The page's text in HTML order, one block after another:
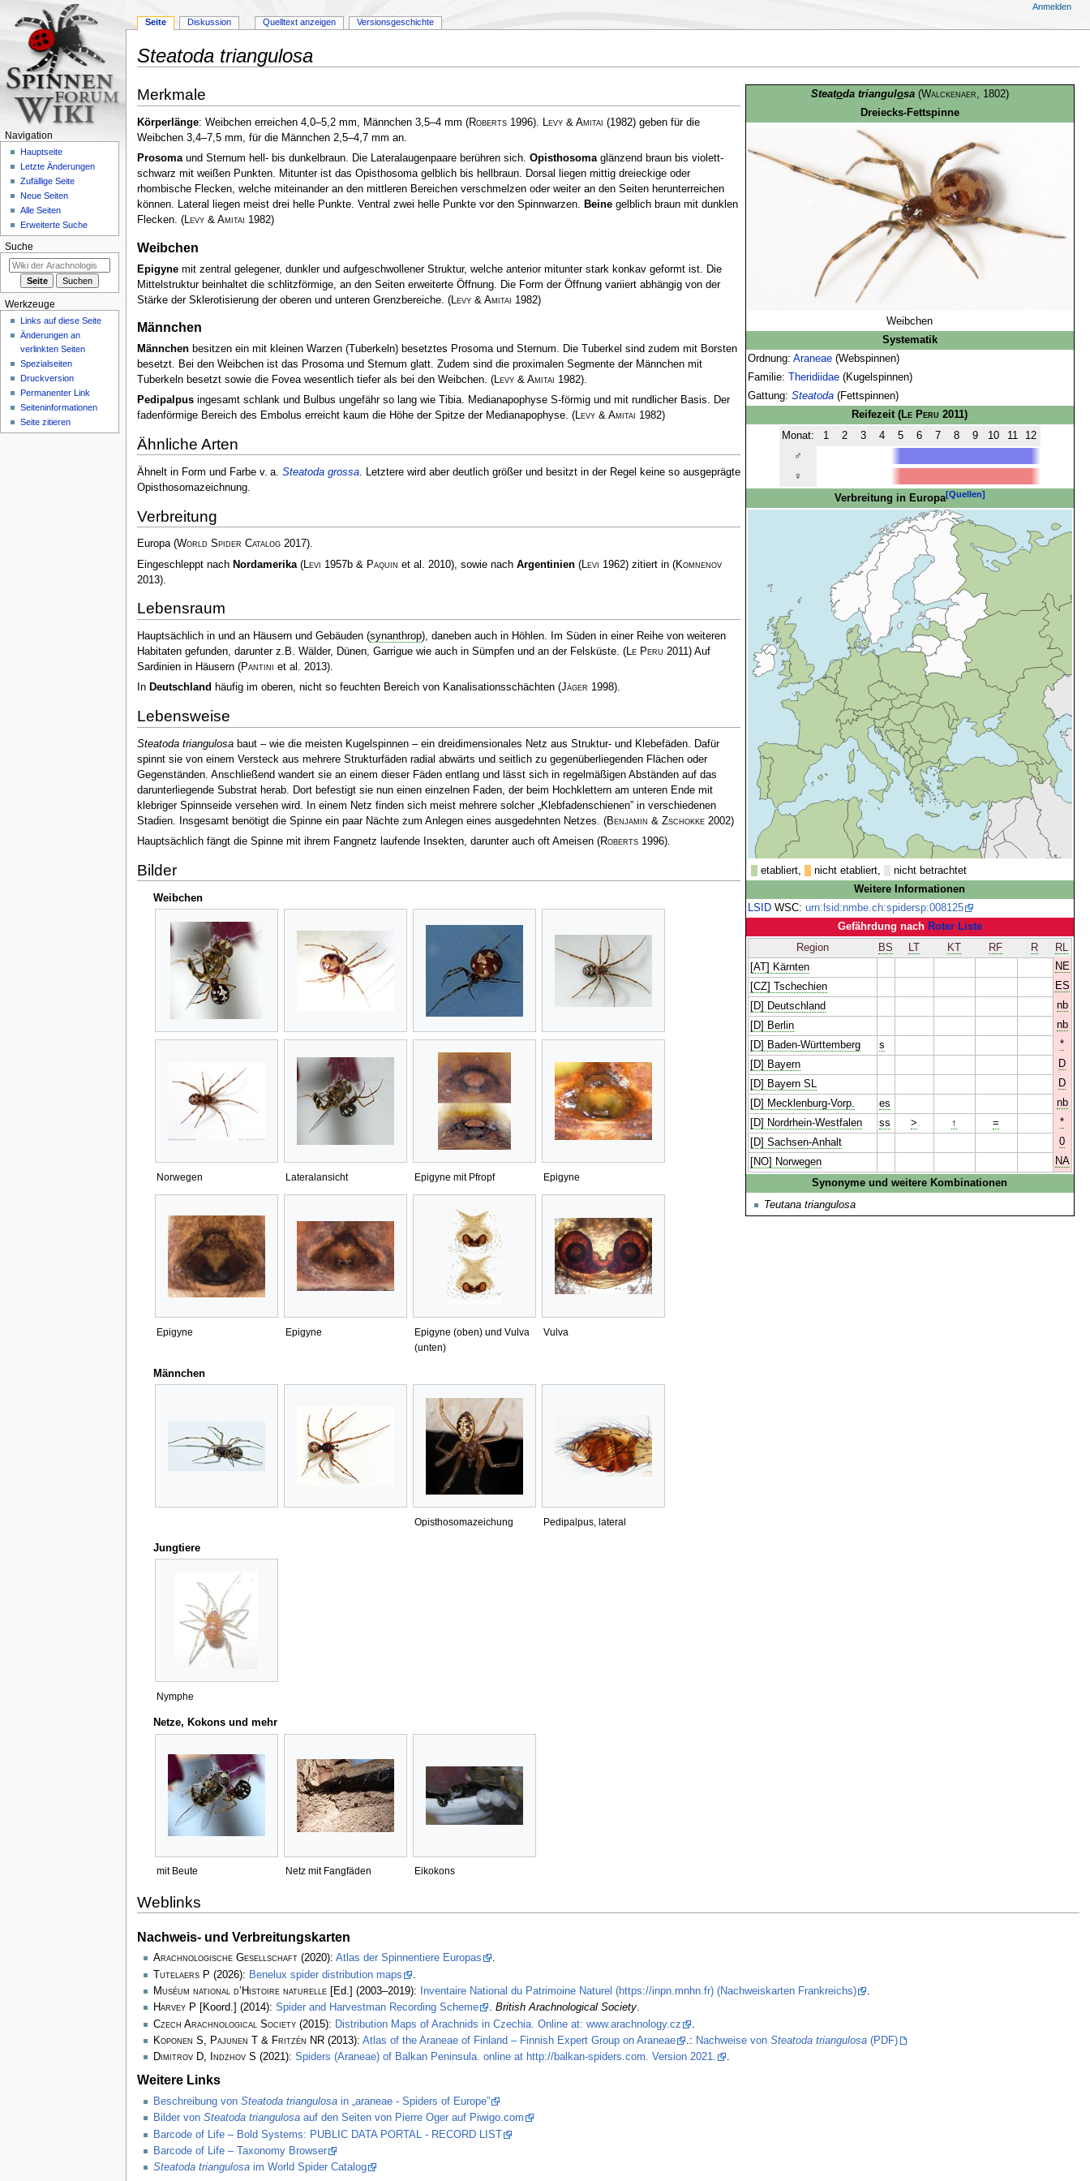
Steatoda triangulosa
Navigation
springen
Suche
springen
Steatoda triangulosa (Walckenaer, 1802)
Dreiecks-Fettspinne
Weibchen
Systematik
Ordnung: Araneae(Webspinnen)
Familie:
Theridiidae(Kugelspinnen)
Gattung: Steatoda(Fettspinnen)
Reifezeit(Le Peru 2011)
Monat:
1 2 3 4 5 6 7 8 9 10 11
12
♂
♀
Verbreitung in Europa[Quellen]
etabliert, nicht etabliert,
nicht betrachtet
Weitere Informationen
LSIDWSC: urn:lsid:nmbe.ch:spidersp:008125
Gefährdung nach Roter Liste
Region
BS LT KT RF R
RL
[AT] Kärnten
NE
[CZ] Tschechien
ES
[D] Deutschland
nb
[D] Berlin
nb
[D] Baden-Württemberg
s
*
[D] Bayern
D
[D] Bayern SL
D
[D] Mecklenburg-Vorp.
es
nb
[D] Nordrhein-Westfalen
ss > ↑ =
*
[D] Sachsen-Anhalt
0
[NO] Norwegen
NA
Synonyme und weitere Kombinationen
Teutana triangulosa
Merkmale
Körperlänge: Weibchen erreichen 4,0–5,2 mm, Männchen 3,5–4 mm (Roberts1996). Levy & Amitai (1982) geben für die
Weibchen 3,4–7,5 mm, für die Männchen 2,5–4,7 mm an.
Prosomaund Sternum hell- bis dunkelbraun. Die Lateralaugenpaare berühren sich. Opisthosomaglänzend braun bis violett-
schwarz mit weißen Punkten. Mitunter ist das Opisthosoma gelblich bis hellbraun. Dorsal liegen mittig dreieckige oder
rhombische Flecken, welche miteinander an den mittleren Bereichen verschmelzen oder weiter an den Seiten herunterreichen
können. Lateral liegen meist drei helle Punkte. Ventral zwei helle Punkte vor den Spinnwarzen. Beinegelblich braun mit dunklen
Flecken. (Levy & Amitai 1982)
Weibchen
Epigynemit zentral gelegener, dunkler und aufgeschwollener Struktur, welche anterior mitunter stark konkav geformt ist. Die
Mittelstruktur beinhaltet die schlitzförmige, an den Seiten erweiterte Öffnung. Die Form der Öffnung variiert abhängig von der
Stärke der Sklerotisierung der oberen und unteren Grenzbereiche. (Levy & Amitai 1982)
Männchen
Männchenbesitzen ein mit kleinen Warzen (Tuberkeln) besetztes Prosoma und Sternum. Die Tuberkel sind zudem mit Borsten
besetzt. Bei den Weibchen ist das Prosoma und Sternum glatt. Zudem sind die proximalen Segmente der Männchen mit
Tuberkeln besetzt sowie die Fovea wesentlich tiefer als bei den Weibchen. (Levy & Amitai 1982).
Pedipalpusingesamt schlank und Bulbus ungefähr so lang wie Tibia. Medianapophyse S-förmig und mit rundlicher Basis. Der
fadenförmige Bereich des Embolus erreicht kaum die Höhe der Spitze der Medianapophyse. (Levy & Amitai 1982)
Ähnliche Arten
Ähnelt in Form und Farbe v. a. Steatoda grossa. Letztere wird aber deutlich größer und besitzt in der Regel keine so ausgeprägte
Opisthosomazeichnung.
Verbreitung
Europa (World Spider Catalog2017).
Eingeschleppt nach Nordamerika(Levi 1957b & Paquin et al. 2010), sowie nach Argentinien(Levi 1962) zitiert in (Komnenov
2013).
Lebensraum
Hauptsächlich in und an Häusern und Gebäuden (synanthrop), daneben auch in Höhlen. Im Süden in einer Reihe von weiteren
Habitaten gefunden, darunter z.B. Wälder, Dünen, Garrigue wie auch in Sümpfen und an der Felsküste. (Le Peru 2011)Auf
Sardinien in Häusern (Pantini et al. 2013).
In Deutschland häufig im oberen, nicht so feuchten Bereich von Kanalisationsschächten (Jäger 1998).
Lebensweise
Steatoda triangulosabaut – wie die meisten Kugelspinnen – ein dreidimensionales Netz aus Struktur- und Klebefäden. Dafür
spinnt sie von einem Versteck aus mehrere Strukturfäden radial abwärts und seitlich zu gegenüberliegenden Flächen oder
Gegenständen. Anschließend wandert sie an einem dieser Fäden entlang und lässt sich in regelmäßigen Abständen auf das
darunterliegende Substrat herab. Dort befestigt sie nun einen einzelnen Faden, der beim Hochklettern am unteren Ende mit
klebriger Spinnseide versehen wird. In einem Netz finden sich meist mehrere solcher „Klebfadenschienen” in verschiedenen
Stadien. Insgesamt benötigt die Spinne ein paar Nächte zum Anlegen eines ausgedehnten Netzes. (Benjamin & Zschokke2002)
Hauptsächlich fängt die Spinne mit ihrem Fangnetz laufende Insekten, darunter auch oft Ameisen (Roberts1996).
Bilder
Weibchen
Norwegen Lateralansicht Epigyne mit Pfropf Epigyne
Epigyne Epigyne
Epigyne (oben) und Vulva
(unten)
Vulva
Männchen
Opisthosomazeichung Pedipalpus, lateral
Jungtiere
Nymphe
Netze, Kokons und mehr
mit Beute Netz mit Fangfäden Eikokons
Weblinks
Nachweis- und Verbreitungskarten
Arachnologische Gesellschaft(2020): Atlas der Spinnentiere Europas
.
Tutelaers P (2026): Benelux spider distribution maps
Muséum national d’Histoire naturelle[Ed.] (2003–2019): Inventaire National du Patrimoine Naturel (https://inpn.mnhn.fr) (Nachweiskarten Frankreichs)
.
Harvey P [Koord.] (2014): Spider and Harvestman Recording Scheme . British Arachnological Society.
Czech Arachnological Society(2015): Distribution Maps of Arachnids in Czechia. Online at: www.arachnology.cz
Koponen S, Pajunen T & Fritzén NR(2013): Atlas of the Araneae of Finland – Finnish Expert Group on Araneae .: Nachweise von Steatoda triangulosa(PDF)
Dimitrov D, Indzhov S (2021): Spiders (Araneae) of Balkan Peninsula. online at http://balkan-spiders.com. Version 2021. .
Weitere Links
Beschreibung von Steatoda triangulosain „araneae - Spiders of Europe”
Bilder von Steatoda triangulosaauf den Seiten von Pierre Oger auf Piwigo.com
Barcode of Life – Bold Systems: PUBLIC DATA PORTAL - RECORD LIST
Barcode of Life – Taxonomy Browser
Steatoda triangulosaim World Spider Catalog
Seite Diskussion Quelltext anzeigen Versionsgeschichte
Anmelden
Navigation
Hauptseite
Letzte Änderungen
Zufällige Seite
Neue Seiten
Alle Seiten
Erweiterte Suche
Suche
Werkzeuge
Links auf diese Seite
Änderungen an
verlinkten Seiten
Spezialseiten
Druckversion
Permanenter Link
Seiten­­informationen
Seite zitieren